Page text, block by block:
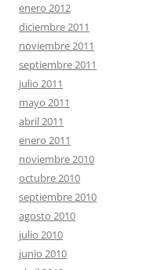
enero 2012
diciembre 2011
noviembre 2011
septiembre 2011
julio 2011
mayo 2011
abril 2011
enero 2011
noviembre 2010
octubre 2010
septiembre 2010
agosto 2010
julio 2010
junio 2010